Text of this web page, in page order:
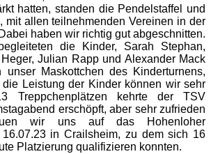
hatten, standen die Pendelstaffel und
mit allen teilnehmenden Vereinen in der
haben wir richtig gut abgeschnitten.
die Kinder, Sarah Stephan,
Julian Rapp und Alexander Mack
unser Maskottchen des Kinderturnens,
die Leistung der Kinder können wir sehr
Treppchenplätzen kehrte der TSV
erschöpft, aber sehr zufrieden
wir uns auf das Hohenloher
16.07.23 in Crailsheim, zu dem sich 16
Platzierung qualifizieren konnten.